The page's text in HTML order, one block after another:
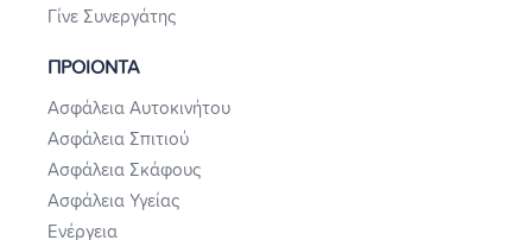
Γίνε Συνεργάτης
ΠΡΟΙΟΝΤΑ
Ασφάλεια Αυτοκινήτου
Ασφάλεια Σπιτιού
Ασφάλεια Σκάφους
Ασφάλεια Υγείας
Ενέργεια